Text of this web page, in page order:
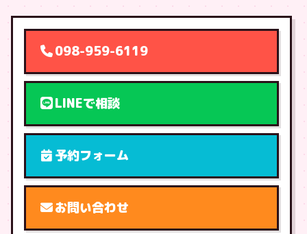
098-959-6119
LINEで相談
予約フォーム
お問い合わせ